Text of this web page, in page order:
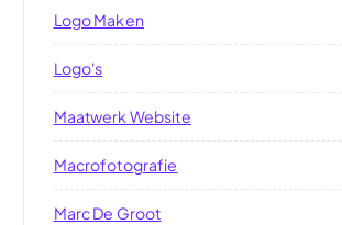
Logo Maken
Logo's
Maatwerk Website
Macrofotografie
Marc De Groot